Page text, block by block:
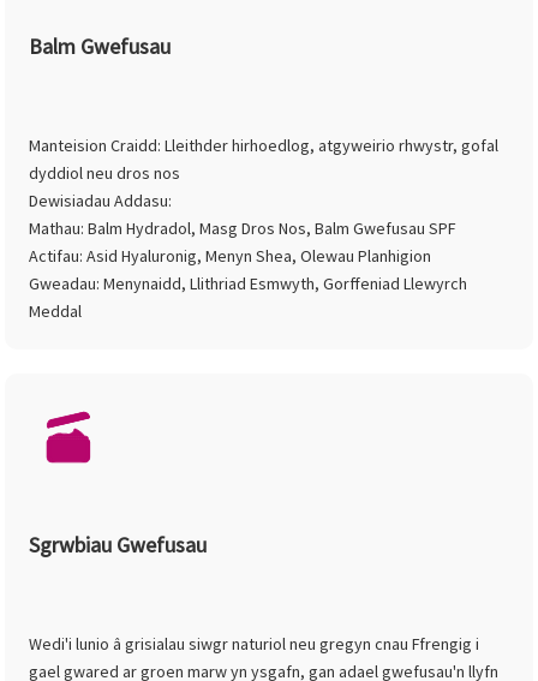
Balm Gwefusau
Manteision Craidd: Lleithder hirhoedlog, atgyweirio rhwystr, gofal
dyddiol neu dros nos
Dewisiadau Addasu:
Mathau: Balm Hydradol, Masg Dros Nos, Balm Gwefusau SPF
Actifau: Asid Hyaluronig, Menyn Shea, Olewau Planhigion
Gweadau: Menynaidd, Llithriad Esmwyth, Gorffeniad Llewyrch
Meddal
Sgrwbiau Gwefusau
Wedi'i lunio â grisialau siwgr naturiol neu gregyn cnau Ffrengig i
gael gwared ar groen marw yn ysgafn, gan adael gwefusau'n llyfn